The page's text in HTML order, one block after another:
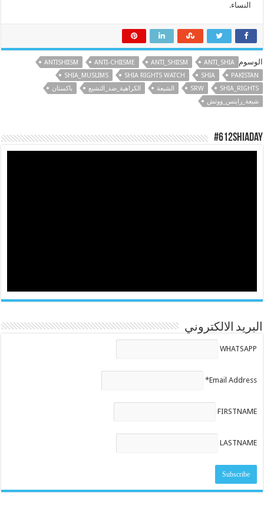
النساء.
الوسوم ANTI_SHIA
ANTI_SHIISM
ANTI-CHIISME
ANTISHIISM
PAKISTAN
SHIA
SHIA RIGHTS WATCH
SHIA_MUSLIMS
SHIA_RIGHTS
SRW الشيعة الكراهية_ضد_التشيع
باكستان
شيعة_رايتس_ووتش
#612ShiaDay
البريد الالكتروني
WHATSAPP
Email Address*
FIRSTNAME
LASTNAME